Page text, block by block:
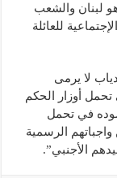
لبنان والشعب
للعائلة
لا يرمى
أوزار الحكم
في تحمل
الرسمية
الأجنبي”.